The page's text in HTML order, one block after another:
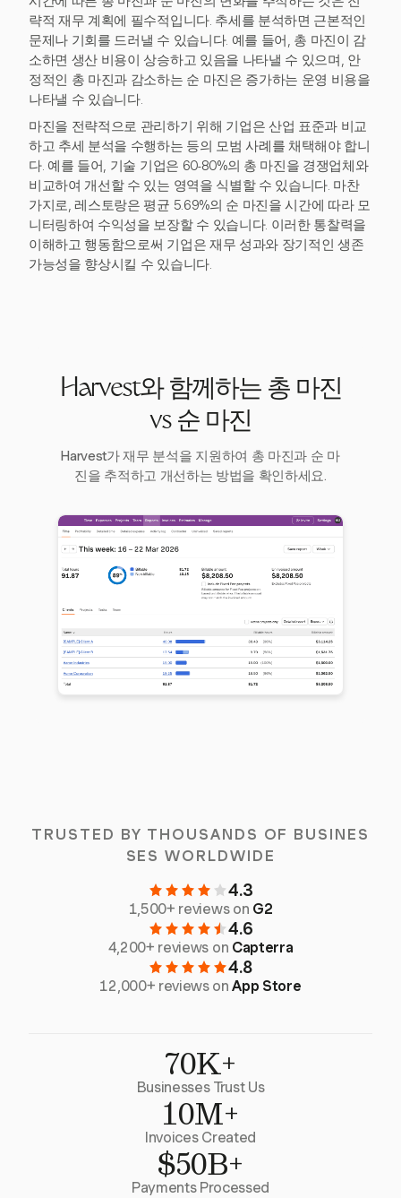
략적 재무 계획에 필수적입니다. 추세를 분석하면 근본적인
문제나 기회를 드러낼 수 있습니다. 예를 들어, 총 마진이 감
소하면 생산 비용이 상승하고 있음을 나타낼 수 있으며, 안
정적인 총 마진과 감소하는 순 마진은 증가하는 운영 비용을
나타낼 수 있습니다.
마진을 전략적으로 관리하기 위해 기업은 산업 표준과 비교
하고 추세 분석을 수행하는 등의 모범 사례를 채택해야 합니
다. 예를 들어, 기술 기업은 60-80%의 총 마진을 경쟁업체와
비교하여 개선할 수 있는 영역을 식별할 수 있습니다. 마찬
가지로, 레스토랑은 평균 5.69%의 순 마진을 시간에 따라 모
니터링하여 수익성을 보장할 수 있습니다. 이러한 통찰력을
이해하고 행동함으로써 기업은 재무 성과와 장기적인 생존
가능성을 향상시킬 수 있습니다.
Harvest와 함께하는 총 마진
vs 순 마진
Harvest가 재무 분석을 지원하여 총 마진과 순 마
진을 추적하고 개선하는 방법을 확인하세요.
TRUSTED BY THOUSANDS OF BUSINES
SES WORLDWIDE
4.3
1,500+ reviews on G2
4.6
4,200+ reviews on Capterra
4.8
12,000+ reviews onApp Store
70K+
Businesses Trust Us
10M+
Invoices Created
$50B+
Payments Processed